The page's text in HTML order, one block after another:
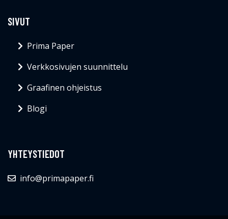
SIVUT
Prima Paper
Verkkosivujen suunnittelu
Graafinen ohjeistus
Blogi
YHTEYSTIEDOT
info@primapaper.fi